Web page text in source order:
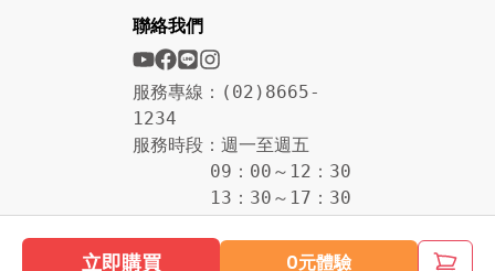
立即購買 0元體驗
聯絡我們
服務專線：(02)8665-
1234
服務時段：週一至週五
09：00～12：30
13：30～17：30